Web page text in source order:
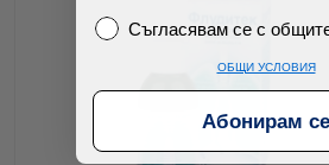
Съгласявам се с общите
Съгласявам се с
ОБЩИ УСЛОВИЯ
Абонирам се